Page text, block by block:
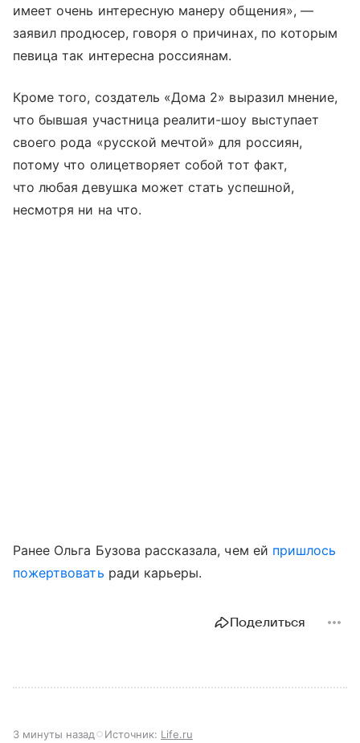
имеет очень интересную манеру общения», —
заявил продюсер, говоря о причинах, по которым
певица так интересна россиянам.
Кроме того, создатель «Дома 2» выразил мнение,
что бывшая участница реалити-шоу выступает
своего рода «русской мечтой» для россиян,
потому что олицетворяет собой тот факт,
что любая девушка может стать успешной,
несмотря ни на что.
Ранее Ольга Бузова рассказала, чем ей пришлось
пожертвовать ради карьеры.
Поделиться
3 минуты назад Источник: Life.ru